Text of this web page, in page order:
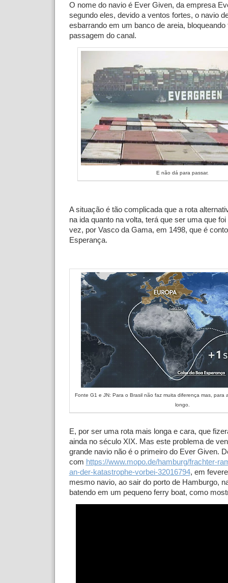
O nome do navio é Ever Given, da empresa
segundo eles, devido a ventos fortes, o navio
esbarrando em um banco de areia, bloqueando
passagem do canal.
E não dá para passar.
A situação é tão complicada que a rota
na ida quanto na volta, terá que ser uma que
vez, por Vasco da Gama, em 1498, que é
Esperança.
Fonte G1 e JN: Para o Brasil não faz muita diferença mas, para
longo.
E, por ser uma rota mais longa e cara, que
ainda no século XIX. Mas este problema de
grande navio não é o primeiro do Ever Given.
com https://www.mopo.de/hamburg/frachter-
an-der-katastrophe-vorbei-32016794, em
mesmo navio, ao sair do porto de Hamburgo,
batendo em um pequeno ferry boat, como